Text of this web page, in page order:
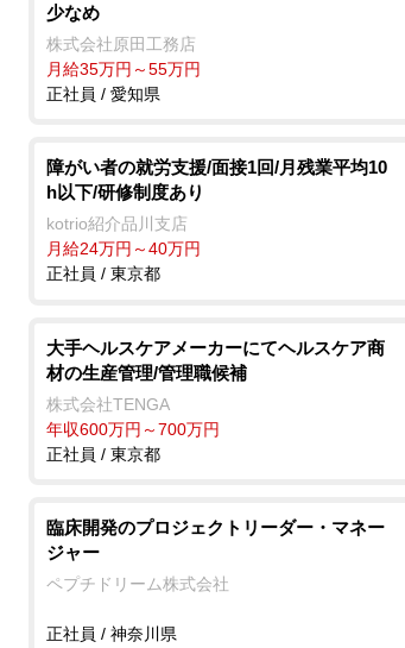
少なめ
株式会社原田工務店
月給35万円～55万円
正社員 / 愛知県
障がい者の就労支援/面接1回/月残業平均10
h以下/研修制度あり
kotrio紹介品川支店
月給24万円～40万円
正社員 / 東京都
大手ヘルスケアメーカーにてヘルスケア商
材の生産管理/管理職候補
株式会社TENGA
年収600万円～700万円
正社員 / 東京都
臨床開発のプロジェクトリーダー・マネー
ジャー
ペプチドリーム株式会社
正社員 / 神奈川県